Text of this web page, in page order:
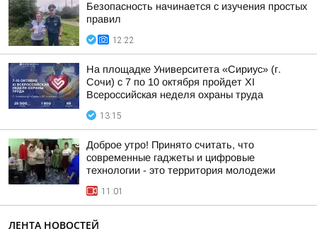
Безопасность начинается с изучения простых
правил
12:22
На площадке Университета «Сириус» (г.
Сочи) с 7 по 10 октября пройдет XI
Всероссийская неделя охраны труда
13:15
Доброе утро! Принято считать, что
современные гаджеты и цифровые
технологии - это территория молодежи
11:01
ЛЕНТА НОВОСТЕЙ